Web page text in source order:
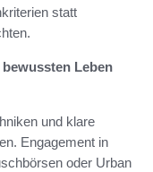
statt
Leben
und klare
Engagement in
oder Urban